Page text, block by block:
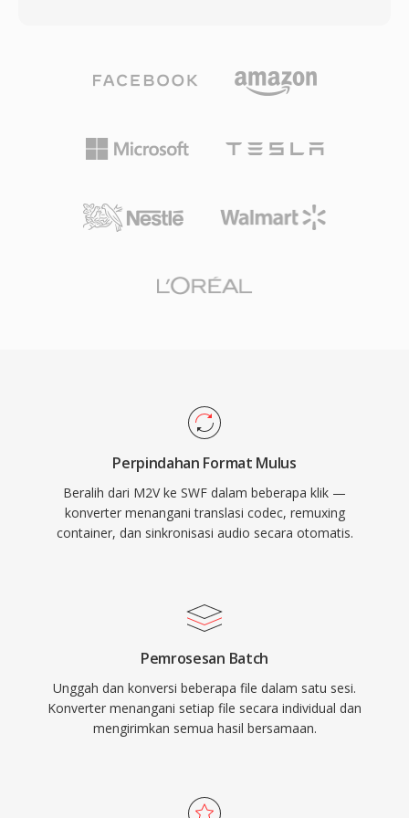
prediktif memberikan keseimbangan efektif
antara efisiensi kompresi dan kemampuan
tanpa audio atau informasi sinkronisasi, format
terpisah untuk pemutaran lengkap. Perangkat
lunak authoring DVD umumnya mengharapkan
menjadikan format ini langkah perantara yang
ringkas dan dirancang untuk pengiriman web
1990-an hingga awal 2010-an, SWF menjadi
penggerak ekosistem konten web yang luas
game kasual, aplikasi edukasi, dan pengalaman
grafik yang skalabel pada ukuran file yang
sebelum seluruh file diunduh. Adobe Flash
Player pada masa puncaknya terpasang di lebih
dari 98% komputer desktop yang terhubung
internet, memberikan SWF jangkauan yang tak
tertandingi untuk konten web interaktif. Format
ini berevolusi untuk mendukung pemutaran
Adobe mengakhiri dukungan Flash Player pada
open-source seperti Ruffle yang
memungkinkan akses berkelanjutan ke era
Perpindahan Format Mulus
Beralih dari M2V ke SWF dalam beberapa klik —
konverter menangani translasi codec, remuxing
container, dan sinkronisasi audio secara otomatis.
Pemrosesan Batch
Unggah dan konversi beberapa file dalam satu sesi.
Konverter menangani setiap file secara individual dan
mengirimkan semua hasil bersamaan.